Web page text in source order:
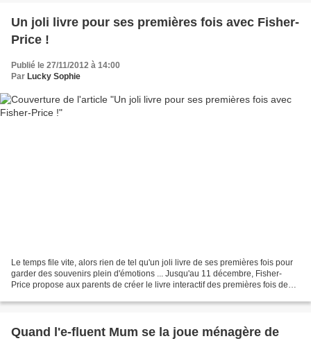
Un joli livre pour ses premières fois avec Fisher-
Price !
Publié le 27/11/2012 à 14:00
Par Lucky Sophie
Le temps file vite, alors rien de tel qu'un joli livre de ses premières fois pour
garder des souvenirs plein d'émotions ... Jusqu'au 11 décembre, Fisher-
Price propose aux parents de créer le livre interactif des premières fois de
Quand l'e-fluent Mum se la joue ménagère de